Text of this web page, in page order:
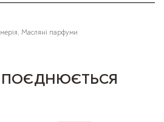
, Масляні парфуми
ПОЄДНЮЄТЬСЯ